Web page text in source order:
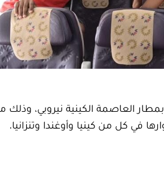
حلت بعثة المنتخب الوطني للاعبين المحليين ليلة الأحد الإثنين 28 يوليوز 2025 بمطار العاصمة الكينية